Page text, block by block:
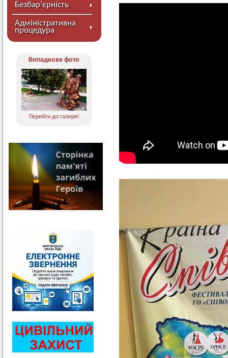
Безбар’єрність
Адміністративна
процедура
Випадкове фото
Перейти до галереї